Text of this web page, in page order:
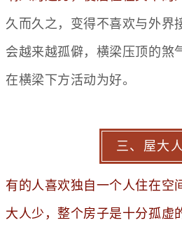
久而久之，变得不喜欢与外界
会越来越孤僻，横梁压顶的煞
在横梁下方活动为好。
三、屋大
有的人喜欢独自一个人住在空
大人少，整个房子是十分孤虚